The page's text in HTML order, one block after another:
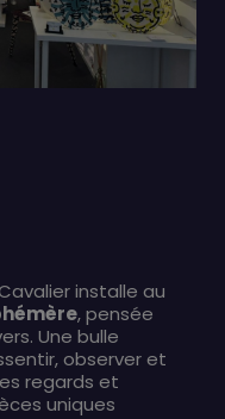
installe au
, pensée
Une bulle
observer et
regards et
uniques